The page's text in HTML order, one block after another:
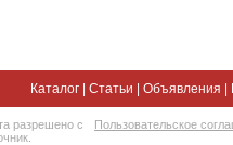
Каталог Статьи Объявления
разрешено с
Пользовательское